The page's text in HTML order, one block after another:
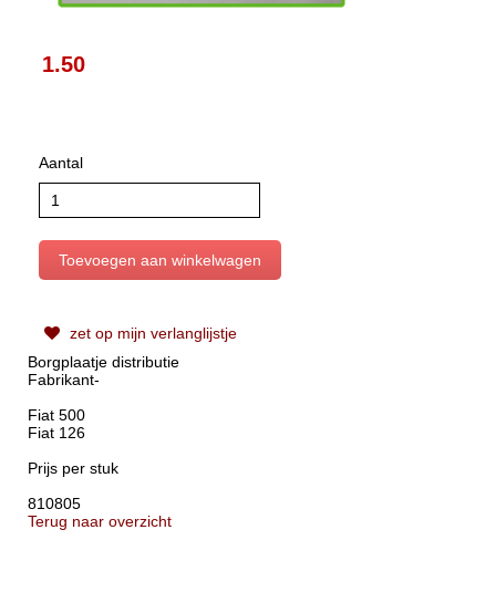
1.50
Aantal
zet op mijn verlanglijstje
Borgplaatje distributie
Fabrikant-
Fiat 500
Fiat 126
Prijs per stuk
810805
Terug naar overzicht